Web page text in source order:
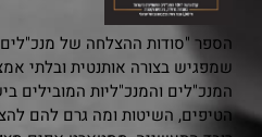
הספר "סודות ההצלחה של מנכ"לים
המנכ"לים והמנכ"ליות המובילים
הטיפים, השיטות ומה גרם להם